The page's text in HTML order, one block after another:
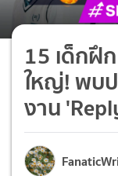
15 เด็กฝึ
ใหญ่! พบ
งาน